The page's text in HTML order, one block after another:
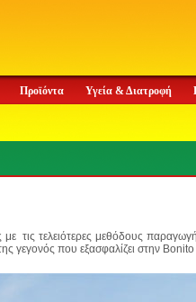
Προϊόντα Υγεία & Διατροφή
τις τελειότερες μεθόδους
γεγονός που εξασφαλίζει στην Bonito